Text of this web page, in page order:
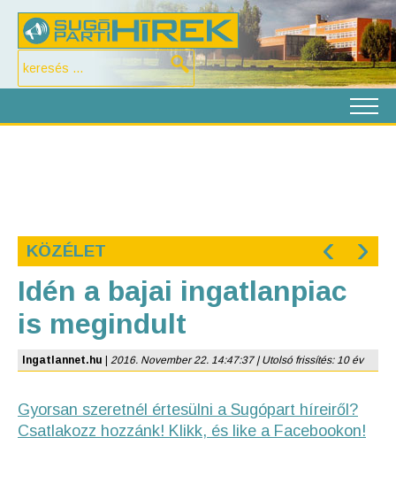
KÖZÉLET ‹ ›
Idén a bajai ingatlanpiac
is megindult
Ingatlannet.hu 2016. November 22. 14:47:37 | Utolsó frissítés: 10 év
Gyorsan szeretnél értesülni a Sugópart híreiről?
Csatlakozz hozzánk! Klikk, és like a Facebookon!